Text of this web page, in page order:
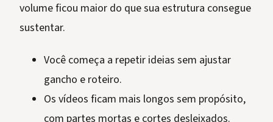
volume ficou maior do que sua estrutura consegue
sustentar.
Você começa a repetir ideias sem ajustar
gancho e roteiro.
Os vídeos ficam mais longos sem propósito,
com partes mortas e cortes desleixados.